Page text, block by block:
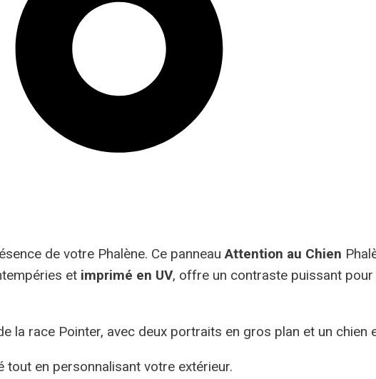
de votre Phalène. Ce panneauAttention au Chien
et imprimé en UV, offre un contraste puissant
la race Pointer, avec deux portraits en gros plan et un
en personnalisant votre extérieur.